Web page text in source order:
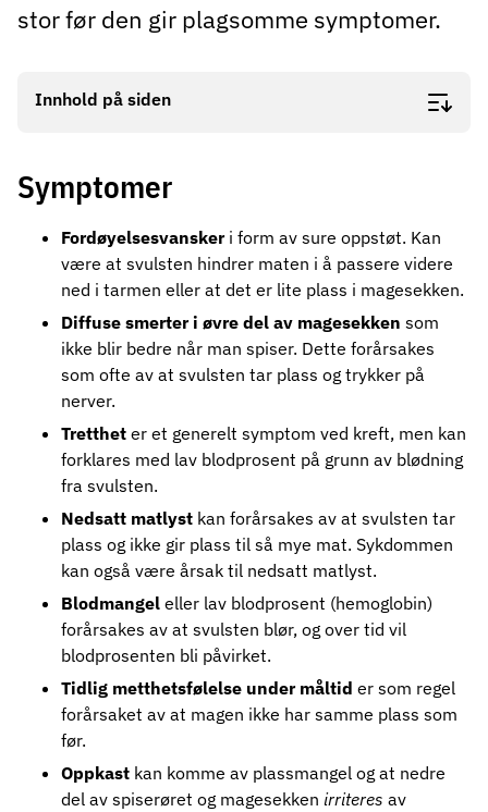
stor før den gir plagsomme symptomer.
Innhold på siden
Symptomer
Fordøyelsesvanskeri form av sure oppstøt. Kan
være at svulsten hindrer maten i å passere videre
ned i tarmen eller at det er lite plass i magesekken.
Diffuse smerter i øvre del av magesekken som
ikke blir bedre når man spiser. Dette forårsakes
som ofte av at svulsten tar plass og trykker på
nerver.
Tretthet er et generelt symptom ved kreft, men kan
forklares med lav blodprosent på grunn av blødning
fra svulsten.
Nedsatt matlyst kan forårsakes av at svulsten tar
plass og ikke gir plass til så mye mat. Sykdommen
kan også være årsak til nedsatt matlyst.
Blodmangel eller lav blodprosent (hemoglobin)
forårsakes av at svulsten blør, og over tid vil
blodprosenten bli påvirket.
Tidlig metthetsfølelse under måltid er som regel
forårsaket av at magen ikke har samme plass som
før.
Oppkast kan komme av plassmangel og at nedre
del av spiserøret og magesekken irriteres av